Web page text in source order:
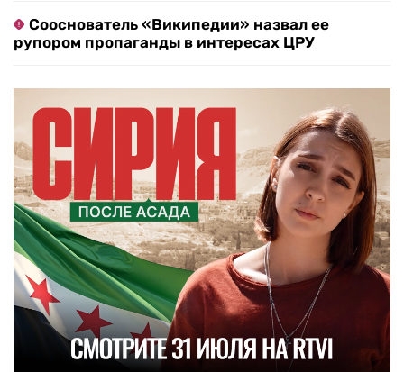
Сооснователь «Википедии» назвал ее
рупором пропаганды в интересах ЦРУ